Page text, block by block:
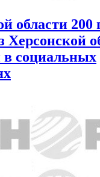
области 200
Херсонской
в социальных